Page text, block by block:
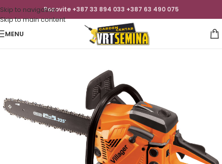
Skip to navigation
Skip to main content
Pozovite +387 33 894 033 +387 63 490 075
MENU